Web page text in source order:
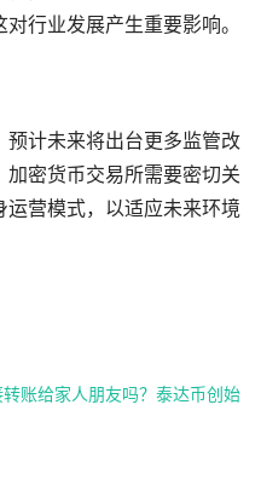
行业发展产生重要影响。
计未来将出台更多监管改
密货币交易所需要密切关
营模式，以适应未来环境
账给家人朋友吗？泰达币创始